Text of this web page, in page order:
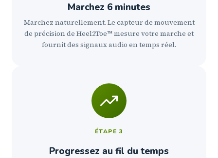
Marchez 6 minutes
Marchez naturellement. Le capteur de mouvement
de précision de Heel2Toe™ mesure votre marche et
fournit des signaux audio en temps réel.
ÉTAPE 3
Progressez au fil du temps